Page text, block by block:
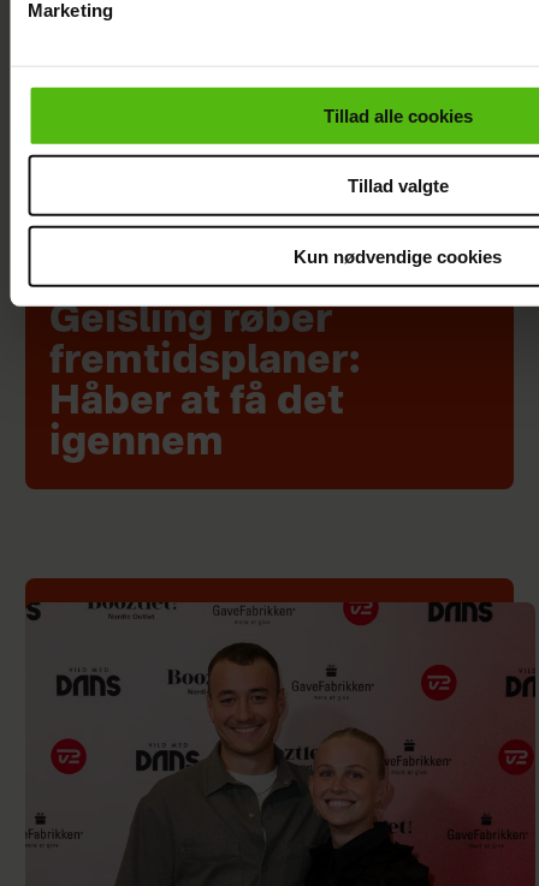
cookiepolitik.
Marketing
Tillad alle cookies
Tillad valgte
Kun nødvendige cookies
Peter Qvortrup
Geisling røber
fremtidsplaner:
Håber at få det
igennem